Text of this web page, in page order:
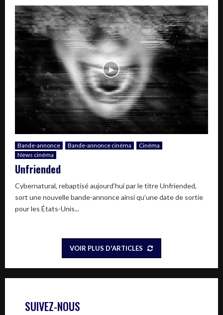
Bande-annonce Bande-annonce cinéma
Cinéma
News cinéma
Unfriended
Cybernatural, rebaptisé aujourd’hui par le titre Unfriended,
sort une nouvelle bande-annonce ainsi qu’une date de sortie
pour les États-Unis...
VOIR PLUS D'ARTICLES
SUIVEZ-NOUS